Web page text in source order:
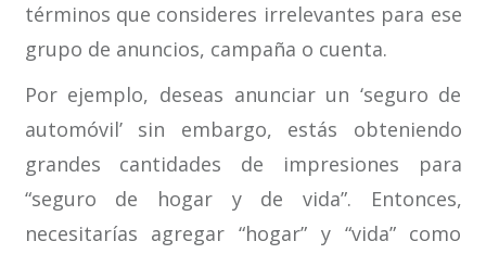
términos que consideres irrelevantes para ese
grupo de anuncios, campaña o cuenta.
Por ejemplo, deseas anunciar un ‘seguro de
automóvil’ sin embargo, estás obteniendo
grandes cantidades de impresiones para
“seguro de hogar y de vida”. Entonces,
necesitarías agregar “hogar” y “vida” como